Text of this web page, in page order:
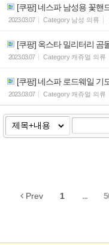
[쿠팡] 네스파 남성용 꽃핸
2023.03.07 Category 남성 의류
[쿠팡] 옥스타 밀리터리 곰
2023.03.07 Category 캐쥬얼 의류
[쿠팡] 네스파 로드웨일 기
2023.03.07 Category 캐쥬얼 의류
Prev 1 ...